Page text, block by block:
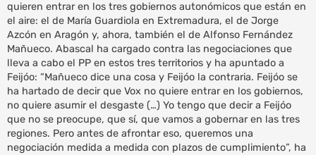
quieren entrar en los tres gobiernos autonómicos que están en
el aire: el de María Guardiola en Extremadura, el de Jorge
Azcón en Aragón y, ahora, también el de Alfonso Fernández
Mañueco. Abascal ha cargado contra las negociaciones que
lleva a cabo el PP en estos tres territorios y ha apuntado a
Feijóo: “Mañueco dice una cosa y Feijóo la contraria. Feijóo se
ha hartado de decir que Vox no quiere entrar en los gobiernos,
no quiere asumir el desgaste (…) Yo tengo que decir a Feijóo
que no se preocupe, que sí, que vamos a gobernar en las tres
regiones. Pero antes de afrontar eso, queremos una
negociación medida a medida con plazos de cumplimiento”, ha